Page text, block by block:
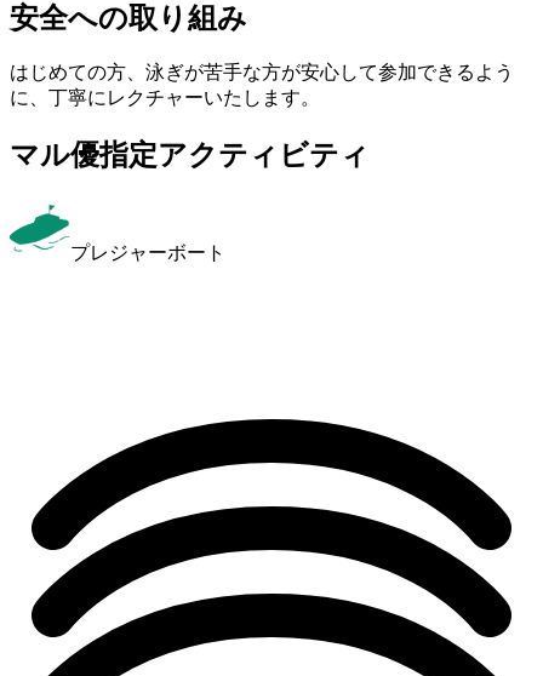
安全への取り組み
はじめての方、泳ぎが苦手な方が安心して参加できるよう
に、丁寧にレクチャーいたします。
マル優指定アクティビティ
プレジャーボート